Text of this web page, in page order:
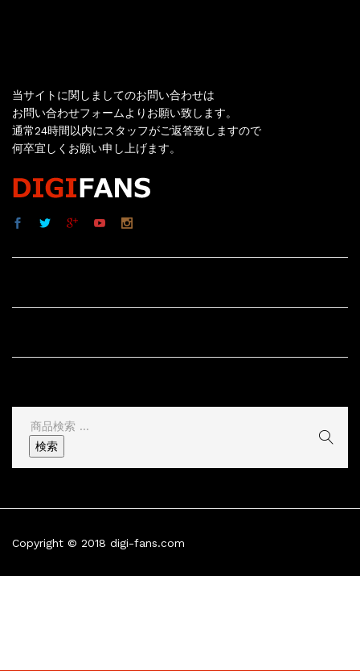
当サイトに関しましてのお問い合わせは
お問い合わせフォームよりお願い致します。
通常24時間以内にスタッフがご返答致しますので
何卒宜しくお願い申し上げます。
検
索
結
検索
Copyright © 2018 digi-fans.com